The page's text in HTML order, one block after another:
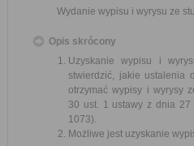
Wydanie wypisu i wyrysu ze
Opis skrócony
Uzyskanie wypisu i
stwierdzić, jakie ustalenia
otrzymać wypisy i wyrysy
30 ust. 1 ustawy z dnia 27
1073).
Możliwe jest uzyskanie